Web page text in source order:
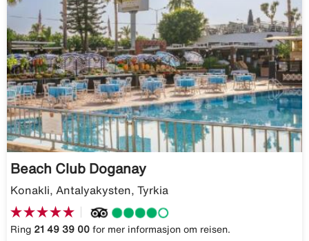
Beach Club Doganay
Konakli, Antalyakysten, Tyrkia
Ring 21 49 39 00 for mer informasjon om reisen.